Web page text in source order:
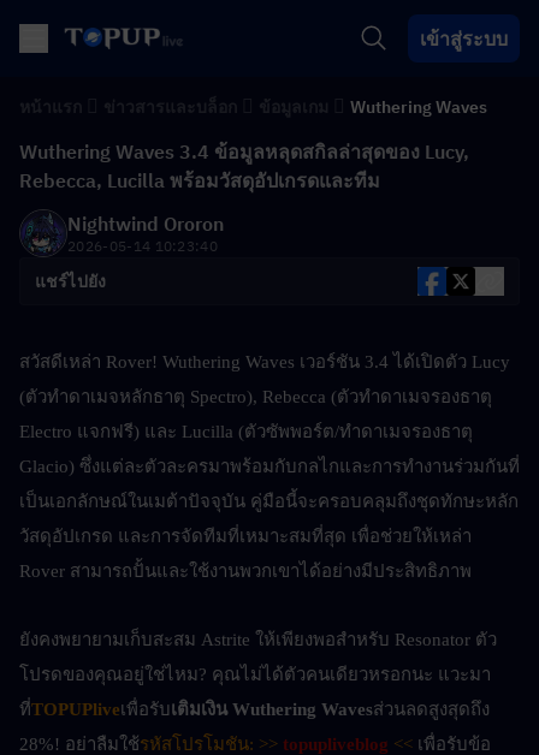
เข้าสู่ระบบ
Wuthering Waves
Wuthering Waves 3.4 ข้อมูลหลุดสกิลล่าสุดของ Lucy,
Rebecca, Lucilla พร้อมวัสดุอัปเกรดและทีม
Nightwind Ororon
2026-05-14 10:23:40
แชร์ไปยัง
สวัสดีเหล่า Rover! Wuthering Waves เวอร์ชัน 3.4 ได้เปิดตัว Lucy
(ตัวทำดาเมจหลักธาตุ Spectro), Rebecca (ตัวทำดาเมจรองธาตุ
Electro แจกฟรี) และ Lucilla (ตัวซัพพอร์ต/ทำดาเมจรองธาตุ
Glacio) ซึ่งแต่ละตัวละครมาพร้อมกับกลไกและการทำงานร่วมกันที่
เป็นเอกลักษณ์ในเมต้าปัจจุบัน คู่มือนี้จะครอบคลุมถึงชุดทักษะหลัก
วัสดุอัปเกรด และการจัดทีมที่เหมาะสมที่สุด เพื่อช่วยให้เหล่า
Rover สามารถปั้นและใช้งานพวกเขาได้อย่างมีประสิทธิภาพ
ยังคงพยายามเก็บสะสม Astrite ให้เพียงพอสำหรับ Resonator ตัว
โปรดของคุณอยู่ใช่ไหม? คุณไม่ได้ตัวคนเดียวหรอกนะ แวะมา
ที่TOPUPliveเพื่อรับเติมเงิน Wuthering Wavesส่วนลดสูงสุดถึง
28%! อย่าลืมใช้รหัสโปรโมชัน: >> topupliveblog << เพื่อรับข้อ